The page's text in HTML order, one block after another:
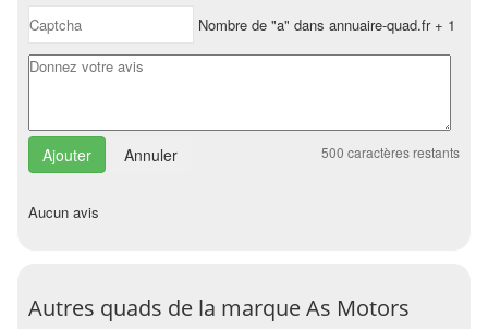
Nombre de "a" dans annuaire-quad.fr + 1
Annuler 500 caractères restants
Aucun avis
Autres quads de la marque As Motors